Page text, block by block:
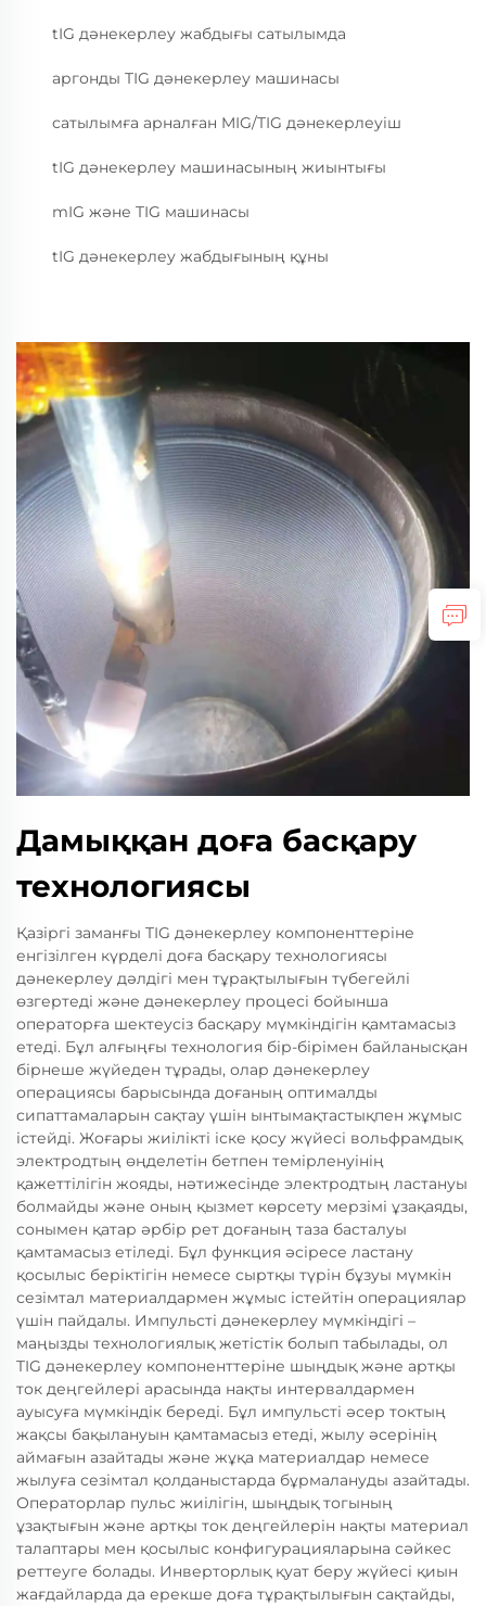
tIG дәнекерлеу жабдығы сатылымда
аргонды TIG дәнекерлеу машинасы
сатылымға арналған MIG/TIG дәнекерлеуіш
tIG дәнекерлеу машинасының жиынтығы
mIG және TIG машинасы
tIG дәнекерлеу жабдығының құны
Дамыққан доға басқару
технологиясы
Қазіргі заманғы TIG дәнекерлеу компоненттеріне
енгізілген күрделі доға басқару технологиясы
дәнекерлеу дәлдігі мен тұрақтылығын түбегейлі
өзгертеді және дәнекерлеу процесі бойынша
операторға шектеусіз басқару мүмкіндігін қамтамасыз
етеді. Бұл алғыңғы технология бір-бірімен байланысқан
бірнеше жүйеден тұрады, олар дәнекерлеу
операциясы барысында доғаның оптималды
сипаттамаларын сақтау үшін ынтымақтастықпен жұмыс
істейді. Жоғары жиілікті іске қосу жүйесі вольфрамдық
электродтың өңделетін бетпен темірленуінің
қажеттілігін жояды, нәтижесінде электродтың ластануы
болмайды және оның қызмет көрсету мерзімі ұзақаяды,
сонымен қатар әрбір рет доғаның таза басталуы
қамтамасыз етіледі. Бұл функция әсіресе ластану
қосылыс беріктігін немесе сыртқы түрін бұзуы мүмкін
сезімтал материалдармен жұмыс істейтін операциялар
үшін пайдалы. Импульсті дәнекерлеу мүмкіндігі –
маңызды технологиялық жетістік болып табылады, ол
TIG дәнекерлеу компоненттеріне шыңдық және артқы
ток деңгейлері арасында нақты интервалдармен
ауысуға мүмкіндік береді. Бұл импульсті әсер токтың
жақсы бақылануын қамтамасыз етеді, жылу әсерінің
аймағын азайтады және жұқа материалдар немесе
жылуға сезімтал қолданыстарда бұрмалануды азайтады.
Операторлар пульс жиілігін, шыңдық тогының
ұзақтығын және артқы ток деңгейлерін нақты материал
талаптары мен қосылыс конфигурацияларына сәйкес
реттеуге болады. Инверторлық қуат беру жүйесі қиын
жағдайларда да ерекше доға тұрақтылығын сақтайды,